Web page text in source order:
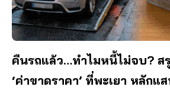
คืนรถแล้ว…ทำไมหนี้ไม่จบ? ส
‘ค่าขาดราคา’ ที่พะเยา หลักแ